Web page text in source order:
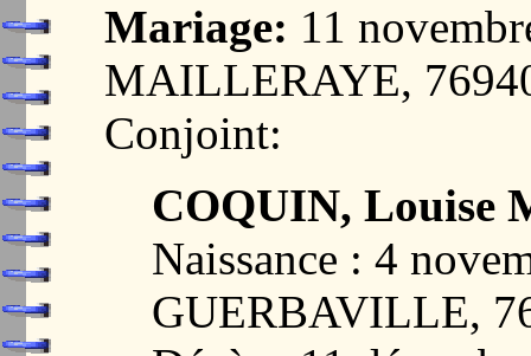
Mariage: 11
MAILLERAYE,
Conjoint:
COQUIN, Louise
Naissance : 4
GUERBAVILLE,